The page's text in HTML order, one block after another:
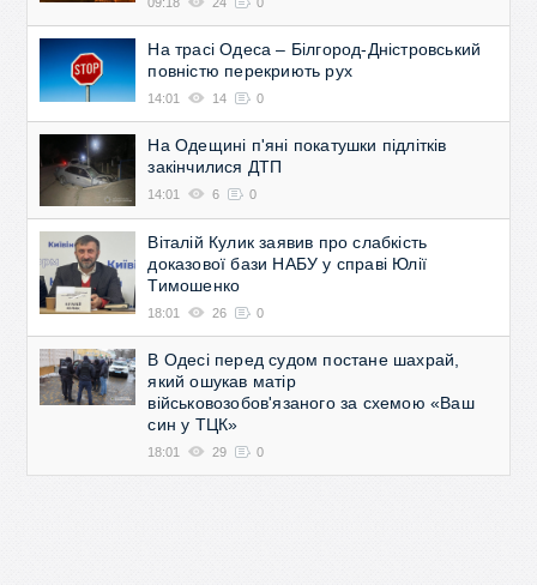
На трасі Одеса – Білгород-Дністровський
повністю перекриють рух
14:01 14 0
На Одещині п'яні покатушки підлітків
закінчилися ДТП
14:01 6 0
Віталій Кулик заявив про слабкість
доказової бази НАБУ у справі Юлії
Тимошенко
18:01 26 0
В Одесі перед судом постане шахрай,
який ошукав матір
військовозобов'язаного за схемою «Ваш
син у ТЦК»
18:01 29 0